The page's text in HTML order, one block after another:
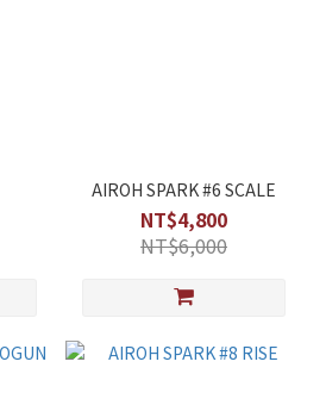
AIROH SPARK #6 SCALE
NT$4,800
NT$6,000